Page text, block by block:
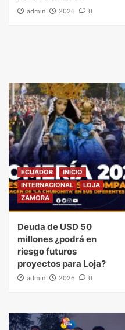
admin 2026 0
ECUADOR
INICIO
INTERNACIONAL
LOJA
ZAMORA
Deuda de USD 50
millones ¿podrá en
riesgo futuros
proyectos para Loja?
admin 2026 0